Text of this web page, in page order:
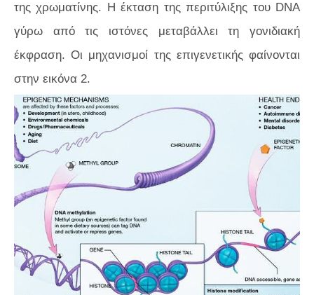
της χρωματίνης. Η έκταση της περιτύλιξης του DNA
γύρω από τις ιστόνες μεταβάλλει τη γονιδιακή
έκφραση. Οι μηχανισμοί της επιγενετικής φαίνονται
στην εικόνα 2.